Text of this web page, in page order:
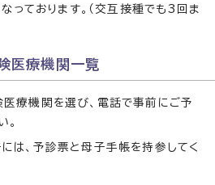
っております。（交互接種でも3回ま
医療機関一覧
療機関を選び、電話で事前にご予
。
は、予診票と母子手帳を持参してく